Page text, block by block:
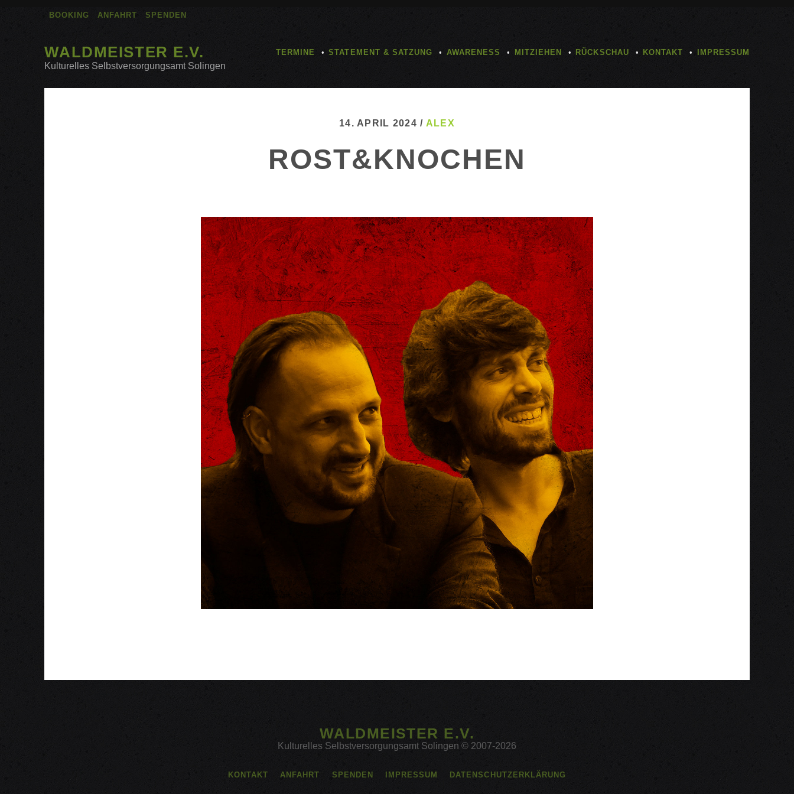
BOOKING ANFAHRT SPENDEN
WALDMEISTER E.V.
Kulturelles Selbstversorgungsamt Solingen
TERMINE STATEMENT & SATZUNG AWARENESS MITZIEHEN RÜCKSCHAU KONTAKT IMPRESSUM
14. APRIL 2024 / ALEX
ROST&KNOCHEN
WALDMEISTER E.V.
Kulturelles Selbstversorgungsamt Solingen © 2007-2026
KONTAKT ANFAHRT SPENDEN IMPRESSUM DATENSCHUTZERKLÄRUNG